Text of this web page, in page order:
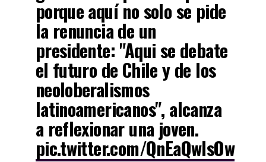
porque aquí no solo se pide
la renuncia de un
presidente: "Aqui se debate
el futuro de Chile y de los
neoloberalismos
latinoamericanos", alcanza
a reflexionar una joven.
pic.twitter.com/QnEaQwlsOw